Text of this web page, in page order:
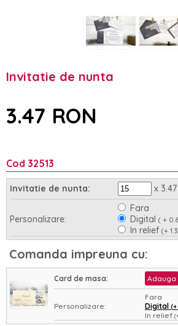
Invitatie de nunta
3.47 RON
Cod 32513
Invitatie de nunta: x
Personalizare:
Fara
Digital( +
In relief(+
Asamblare: Nu Da
Comanda impreuna cu:
Card de masa: Adauga
Personalizare:
Fara
Digital
In relief
Asamblare: Nu Da(+